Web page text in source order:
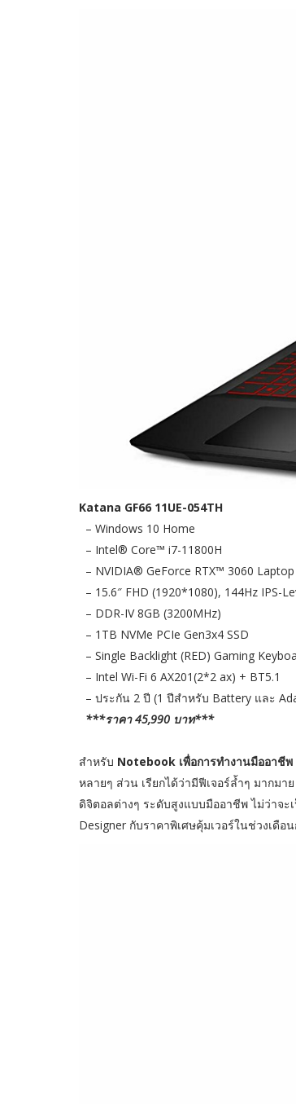
Katana GF66 11UE-054TH
– Windows 10 Home
– Intel® Core™ i7-11800H
– NVIDIA® GeForce RTX™ 3060 Laptop
– 15.6″ FHD (1920*1080), 144Hz IPS-
– DDR-IV 8GB (3200MHz)
– 1TB NVMe PCIe Gen3x4 SSD
– Single Backlight (RED) Gaming
– Intel Wi-Fi 6 AX201(2*2 ax) + BT5.1
– ประกัน 2 ปี (1 ปีสำหรับ Battery และ
***ราคา 45,990 บาท***
สำหรับ Notebook เพื่อการทำงานมืออาชี
หลายๆ ส่วน เรียกได้ว่ามีฟีเจอร์ล้ำๆ มากมา
ดิจิตอลต่างๆ ระดับสูงแบบมืออาชีพ ไม่ว่าจะ
Designer กับราคาพิเศษคุ้มเวอร์ในช่วงเดือ